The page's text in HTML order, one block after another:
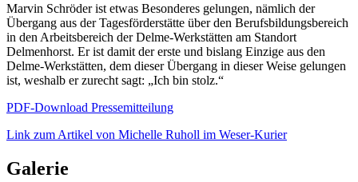
Marvin Schröder ist etwas Besonderes gelungen, nämlich der
Übergang aus der Tagesförderstätte über den Berufsbildungsbereich
in den Arbeitsbereich der Delme-Werkstätten am Standort
Delmenhorst. Er ist damit der erste und bislang Einzige aus den
Delme-Werkstätten, dem dieser Übergang in dieser Weise gelungen
ist, weshalb er zurecht sagt: „Ich bin stolz.“
PDF-Download Pressemitteilung
Link zum Artikel von Michelle Ruholl im Weser-Kurier
Galerie